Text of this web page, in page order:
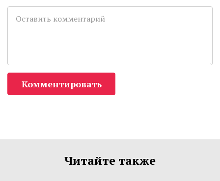
Комментировать
Читайте также